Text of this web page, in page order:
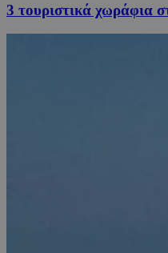
3 τουριστικά χωράφια